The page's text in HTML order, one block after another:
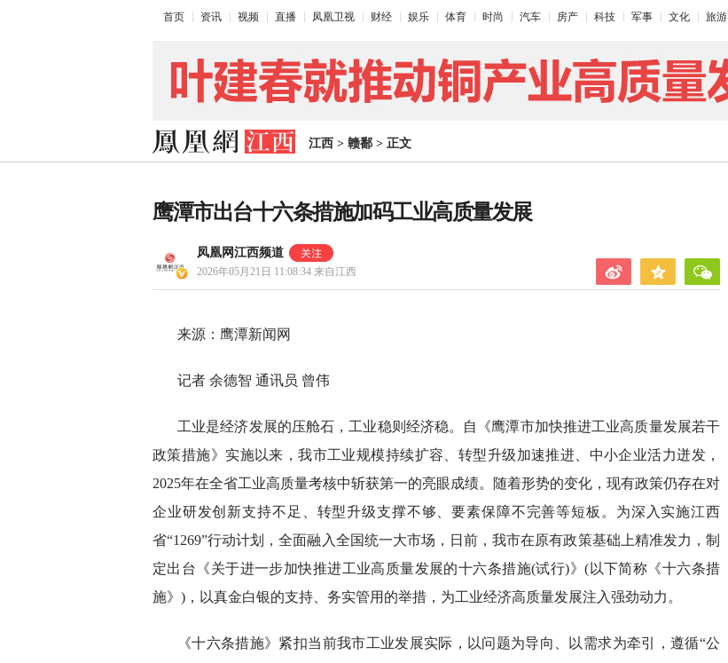
首页 资讯 视频 直播 凤凰卫视 财经 娱乐 体育 时尚 汽车 房产 科技 军事 文化 旅游
江西 > 赣鄱 > 正文
鹰潭市出台十六条措施加码工业高质量发展
凤凰网江西频道
2026年05月21日 11:08:34 来自江西
来源：鹰潭新闻网
记者 余德智 通讯员 曾伟
工业是经济发展的压舱石，工业稳则经济稳。自《鹰潭市加快推进工业高质量发展若干
政策措施》实施以来，我市工业规模持续扩容、转型升级加速推进、中小企业活力迸发，
2025年在全省工业高质量考核中斩获第一的亮眼成绩。随着形势的变化，现有政策仍存在对
企业研发创新支持不足、转型升级支撑不够、要素保障不完善等短板。为深入实施江西
省“1269”行动计划，全面融入全国统一大市场，日前，我市在原有政策基础上精准发力，制
定出台《关于进一步加快推进工业高质量发展的十六条措施(试行)》(以下简称《十六条措
施》)，以真金白银的支持、务实管用的举措，为工业经济高质量发展注入强劲动力。
《十六条措施》紧扣当前我市工业发展实际，以问题为导向、以需求为牵引，遵循“公